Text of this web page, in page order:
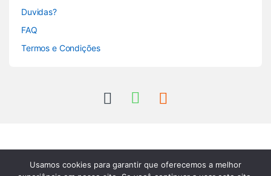
Duvidas?
FAQ
Termos e Condições
Usamos cookies para garantir que oferecemos a melhor